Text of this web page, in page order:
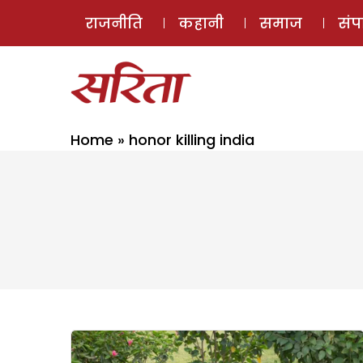
राजनीति कहानी समाज
Home » honor killing india